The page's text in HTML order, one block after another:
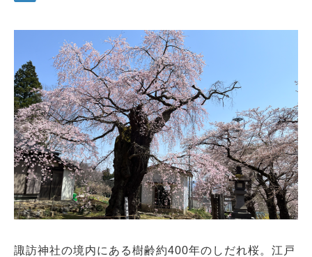
諏訪神社の境内にある樹齢約400年のしだれ桜。江戸